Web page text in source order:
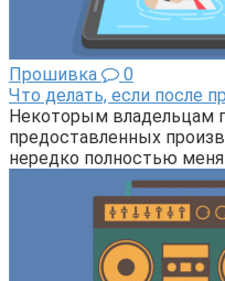
Прошивка
0
Что делать, если после
Некоторым владельцам
предоставленных
нередко полностью